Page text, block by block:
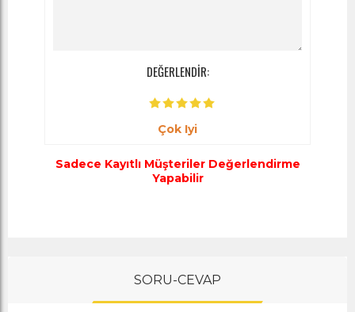
DEĞERLENDİR:
Çok Iyi
Sadece Kayıtlı Müşteriler Değerlendirme
Yapabilir
SORU-CEVAP